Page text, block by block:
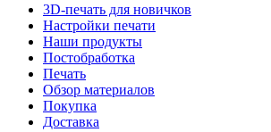
3D-печать для новичков
Настройки печати
Наши продукты
Постобработка
Печать
Обзор материалов
Покупка
Доставка